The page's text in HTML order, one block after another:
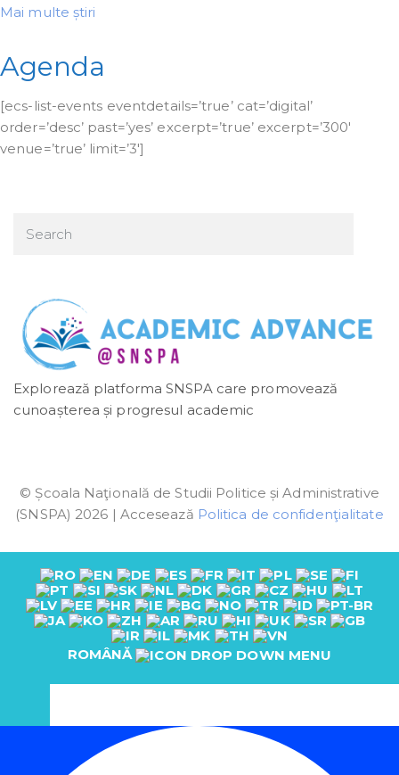
Mai multe știri
Agenda
[ecs-list-events eventdetails=’true’ cat=’digital’
order=’desc’ past=’yes’ excerpt=’true’ excerpt=’300′
venue=’true’ limit=’3′]
Explorează platforma SNSPA care promovează
cunoașterea și progresul academic
© Școala Naţională de Studii Politice și Administrative
(SNSPA) 2026 | Accesează Politica de confidenţialitate
ROMÂNĂ